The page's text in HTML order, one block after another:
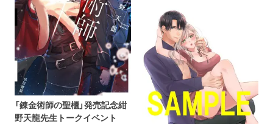
「錬金術師の聖櫃」発売記念紺
野天龍先生トークイベント